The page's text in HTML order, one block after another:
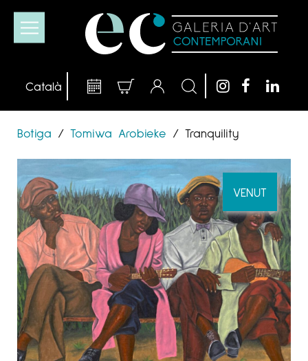
Botiga / Tomiwa Arobieke / Tranquility
VENUT